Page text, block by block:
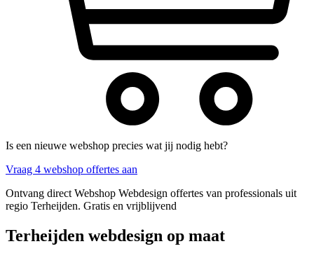
Is een nieuwe webshop precies wat jij nodig hebt?
Vraag 4 webshop offertes aan
Ontvang direct Webshop Webdesign offertes van professionals uit
regio Terheijden. Gratis en vrijblijvend
Terheijden webdesign op maat